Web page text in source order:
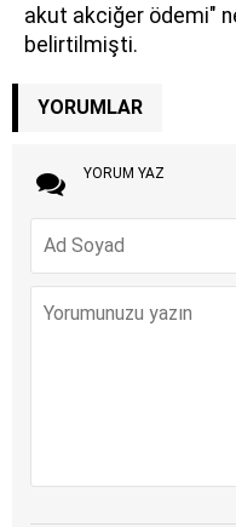
akut akciğer ödemi"
belirtilmişti.
YORUMLAR
YORUM YAZ